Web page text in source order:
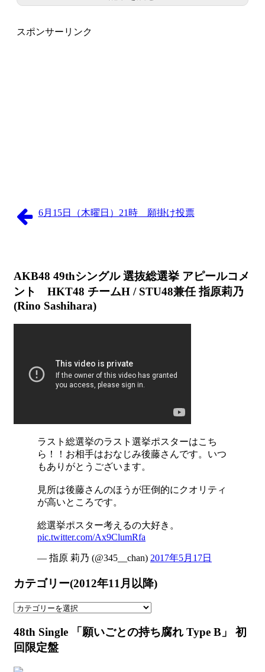
スポンサーリンク
6月15日（木曜日）21時 願掛け投票
AKB48 49thシングル 選抜総選挙 アピールコメ
ント HKT48 チームH / STU48兼任 指原莉乃
(Rino Sashihara)
ラスト総選挙のラスト選挙ポスターはこち
ら！！お相手はおなじみ後藤さんです。いつ
もありがとうございます。
見所は後藤さんのほうが圧倒的にクオリティ
が高いところです。
総選挙ポスター考えるの大好き。
pic.twitter.com/Ax9ClumRfa
— 指原 莉乃 (@345__chan) 2017年5月17日
カテゴリー(2012年11月以降)
カ
ゴ
リ
(2012
48th Single 「願いごとの持ち腐れ Type B」 初
回限定盤